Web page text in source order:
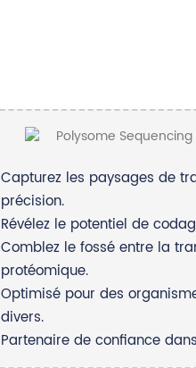
Capturez les paysages de
précision.
Révélez le potentiel de
Comblez le fossé entre la
protéomique.
Optimisé pour des
divers.
Partenaire de confiance